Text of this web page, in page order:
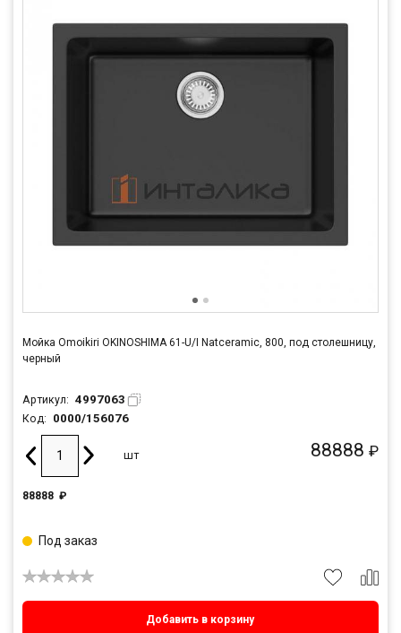
Мойка Omoikiri OKINOSHIMA 61-U/I Natceramic, 800, под столешницу,
черный
Артикул: 4997063
Код: 0000/156076
88888 ₽
шт
88888 ₽
Добавить в корзину
Под заказ